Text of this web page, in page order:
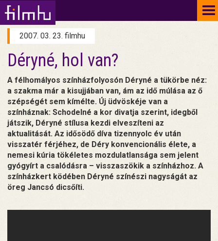
2007. 03. 23. filmhu
Déryné, hol van?
A félhomályos színházfolyosón Déryné a tükörbe néz:
a szakma már a kisujjában van, ám az idő múlása az ő
szépségét sem kímélte. Új üdvöskéje van a
színháznak: Schodelné a kor divatja szerint, idegből
játszik, Déryné stílusa kezdi elveszíteni az
aktualitását. Az idősödő díva tizennyolc év után
visszatér férjéhez, de Déry konvencionális élete, a
nemesi kúria tökéletes mozdulatlansága sem jelent
gyógyírt a csalódásra – visszaszökik a színházhoz. A
színházkert ködében Déryné színészi nagyságát az
öreg Jancsó dicsőíti.